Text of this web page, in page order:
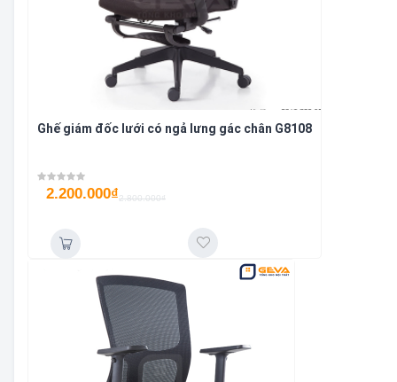
Ghế giám đốc lưới có ngả lưng gác chân G8108
2.800.000₫
2.200.000₫